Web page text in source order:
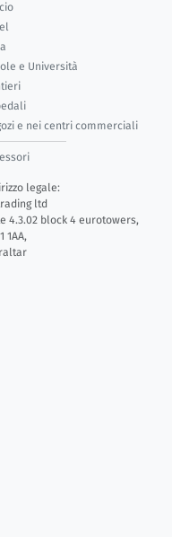
e Università
e nei centri commerciali
legale:
ltd
4.3.02 block 4 eurotowers,
1AA,